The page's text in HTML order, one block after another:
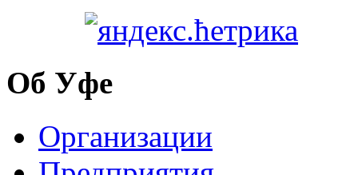
Об Уфе
Организации